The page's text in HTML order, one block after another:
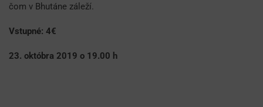
čom v Bhutáne záleží.
Vstupné: 4€
23. októbra 2019 o 19.00 h